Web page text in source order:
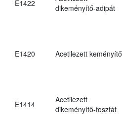
E1422
dikeményítő-adipát
E1420 Acetilezett keményítő
E1414
Acetilezett
dikeményítő-foszfát